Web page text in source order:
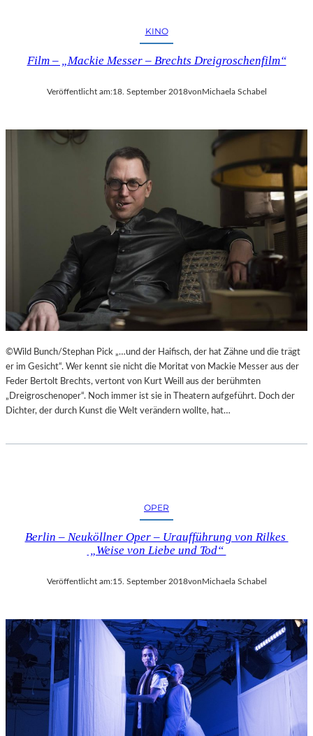
KINO
Film – „Mackie Messer – Brechts Dreigroschenfilm“
Veröffentlicht am:18. September 2018vonMichaela Schabel
©Wild Bunch/Stephan Pick „…und der Haifisch, der hat Zähne und die trägt
er im Gesicht“. Wer kennt sie nicht die Moritat von Mackie Messer aus der
Feder Bertolt Brechts, vertont von Kurt Weill aus der berühmten
„Dreigroschenoper“. Noch immer ist sie in Theatern aufgeführt. Doch der
Dichter, der durch Kunst die Welt verändern wollte, hat…
OPER
Berlin – Neuköllner Oper – Uraufführung von Rilkes
„Weise von Liebe und Tod“
Veröffentlicht am:15. September 2018vonMichaela Schabel